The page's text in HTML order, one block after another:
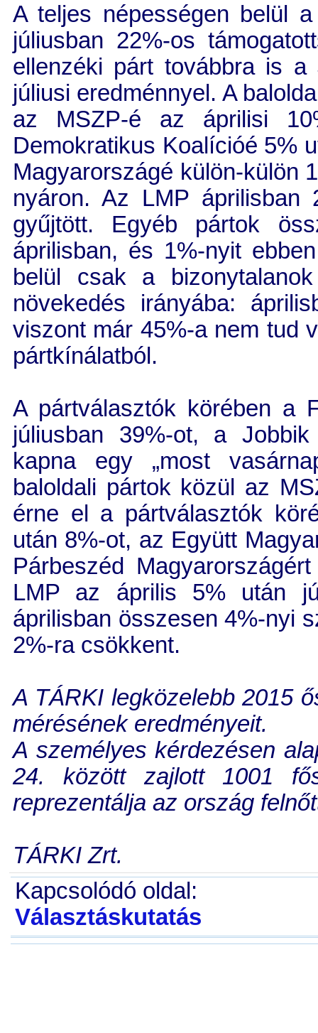
A teljes népességen belül
júliusban 22%-os
ellenzéki párt továbbra is
júliusi eredménnyel. A
az MSZP-é az áprilisi
Demokratikus Koalícióé 5%
Magyarországé külön-külön
nyáron. Az LMP áprilisban
gyűjtött. Egyéb pártok
áprilisban, és 1%-nyit
belül csak a
növekedés irányába:
viszont már 45%-a nem tud
pártkínálatból.
A pártválasztók körében a
júliusban 39%-ot, a
kapna egy „most
baloldali pártok közül az
érne el a pártválasztók
után 8%-ot, az Együtt
Párbeszéd
LMP az április 5% után
áprilisban összesen 4%-nyi
2%-ra csökkent.
A TÁRKI legközelebb 2015
mérésének eredményeit.
A személyes kérdezésen
24. között zajlott 1001
reprezentálja az ország
TÁRKI Zrt.
Kapcsolódó oldal:
Választáskutatás